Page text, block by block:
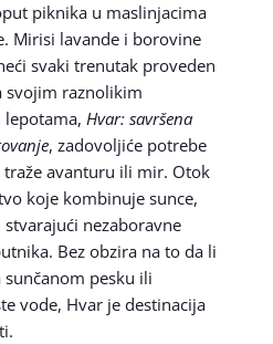
piknika u maslinjacima
Mirisi lavande i borovine
svaki trenutak proveden
svojim raznolikim
Hvar: savršena
, zadovoljiće potrebe
avanturu ili mir. Otok
koje kombinuje sunce,
nezaboravne
Bez obzira na to da li
pesku ili
vode, Hvar je destinacija